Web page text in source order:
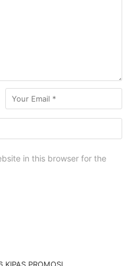
in this browser for the